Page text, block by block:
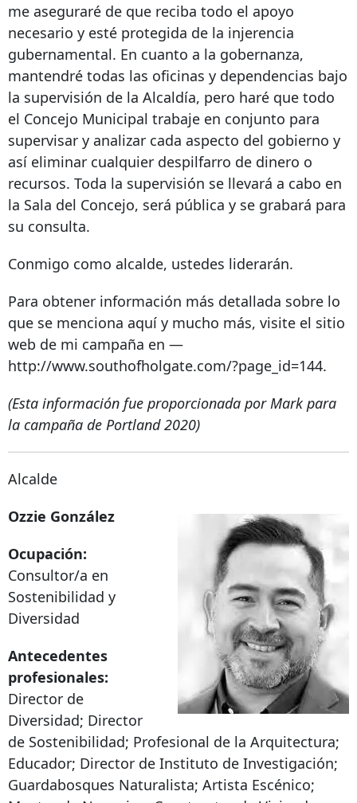
me aseguraré de que reciba todo el apoyo
necesario y esté protegida de la injerencia
gubernamental. En cuanto a la gobernanza,
mantendré todas las oficinas y dependencias bajo
la supervisión de la Alcaldía, pero haré que todo
el Concejo Municipal trabaje en conjunto para
supervisar y analizar cada aspecto del gobierno y
así eliminar cualquier despilfarro de dinero o
recursos. Toda la supervisión se llevará a cabo en
la Sala del Concejo, será pública y se grabará para
su consulta.
Conmigo como alcalde, ustedes liderarán.
Para obtener información más detallada sobre lo
que se menciona aquí y mucho más, visite el sitio
web de mi campaña en —
http://www.southofholgate.com/?page_id=144.
(Esta información fue proporcionada por Mark para
la campaña de Portland 2020)
Alcalde
Ozzie González
Ocupación:
Consultor/a en
Sostenibilidad y
Diversidad
Antecedentes
profesionales:
Director de
Diversidad; Director
de Sostenibilidad; Profesional de la Arquitectura;
Educador; Director de Instituto de Investigación;
Guardabosques Naturalista; Artista Escénico;